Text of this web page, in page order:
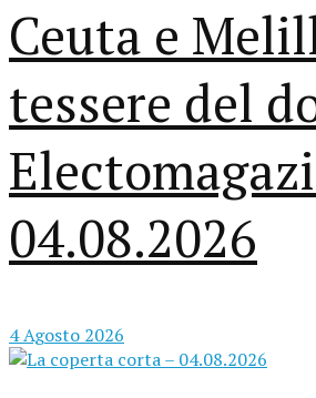
Ceuta e
tessere del
04.08.2026
4 Agosto 2026